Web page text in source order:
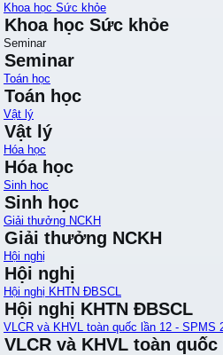
Khoa học Sức khỏe
Khoa học Sức khỏe
Seminar
Seminar
Toán học
Toán học
Vật lý
Vật lý
Hóa học
Hóa học
Sinh học
Sinh học
Giải thưởng NCKH
Giải thưởng NCKH
Hội nghị
Hội nghị
Hội nghị KHTN ĐBSCL
Hội nghị KHTN ĐBSCL
VLCR và KHVL toàn quốc lần 12 - SPMS
VLCR và KHVL toàn quốc